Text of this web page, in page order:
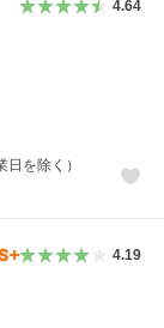
4.64
を除く）
4.19